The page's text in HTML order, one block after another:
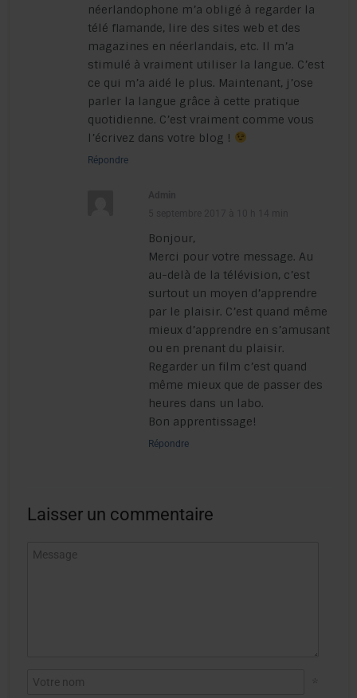
néerlandophone m’a obligé à regarder la
télé flamande, lire des sites web et des
magazines en néerlandais, etc. Il m’a
stimulé à vraiment utiliser la langue. C’est
ce qui m’a aidé le plus. Maintenant, j’ose
parler la langue grâce à cette pratique
quotidienne. C’est vraiment comme vous
l’écrivez dans votre blog !
Répondre
Bonjour,
Merci pour votre message. Au
au-delà de la télévision, c’est
surtout un moyen d’apprendre
par le plaisir. C’est quand même
mieux d’apprendre en s’amusant
ou en prenant du plaisir.
Regarder un film c’est quand
même mieux que de passer des
heures dans un labo.
Bon apprentissage!
Répondre
Laisser un commentaire